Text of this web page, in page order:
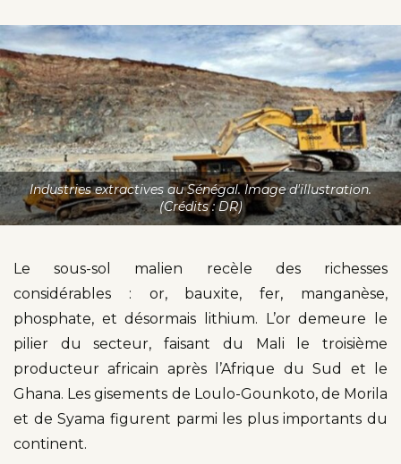
Industries extractives au Sénégal. Image d'illustration.
(Crédits : DR)
Le sous-sol malien recèle des richesses
considérables : or, bauxite, fer, manganèse,
phosphate, et désormais lithium. L’or demeure le
pilier du secteur, faisant du Mali le troisième
producteur africain après l’Afrique du Sud et le
Ghana. Les gisements de Loulo-Gounkoto, de Morila
et de Syama figurent parmi les plus importants du
continent.